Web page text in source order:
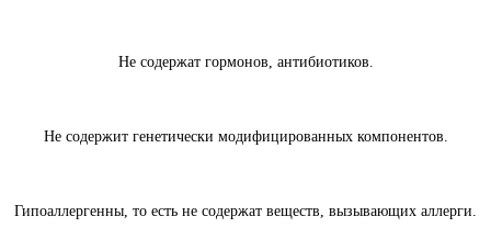
Не содержат гормонов, антибиотиков.
Не содержит генетически модифицированных компонентов.
Гипоаллергенны, то есть не содержат веществ, вызывающих аллерги.